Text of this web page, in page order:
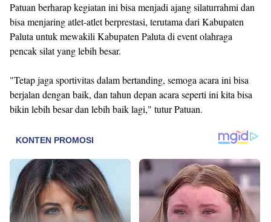
Patuan berharap kegiatan ini bisa menjadi ajang silaturrahmi dan
bisa menjaring atlet-atlet berprestasi, terutama dari Kabupaten
Paluta untuk mewakili Kabupaten Paluta di event olahraga
pencak silat yang lebih besar.
"Tetap jaga sportivitas dalam bertanding, semoga acara ini bisa
berjalan dengan baik, dan tahun depan acara seperti ini kita bisa
bikin lebih besar dan lebih baik lagi," tutur Patuan.